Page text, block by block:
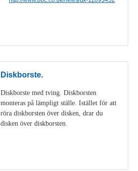
Diskborste.
Diskborste med tving. Diskborsten
monteras på lämpligt ställe. Istället för att
röra diskborsten över disken, drar du
disken över diskborsten.